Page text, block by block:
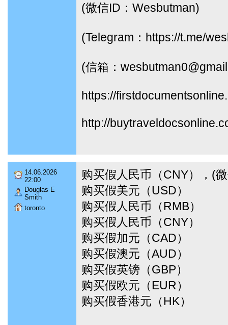
(微信ID：Wesbutman)
(Telegram：https://t.me/
(信箱：
https://
http://
14.06.2026
22:00
Douglas E
Smith
toronto
购买假人民币（CNY），(
购买假美元（USD）
购买假人民币（RMB）
购买假人民币（CNY）
购买假加元（CAD）
购买假澳元（AUD）
购买假英镑（GBP）
购买假欧元（EUR）
购买假香港元（HK）